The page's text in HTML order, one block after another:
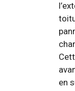
en